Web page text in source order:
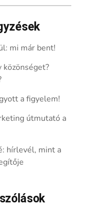
mi már bent!
közönséget?
a figyelem!
útmutató a
hírlevél, mint a